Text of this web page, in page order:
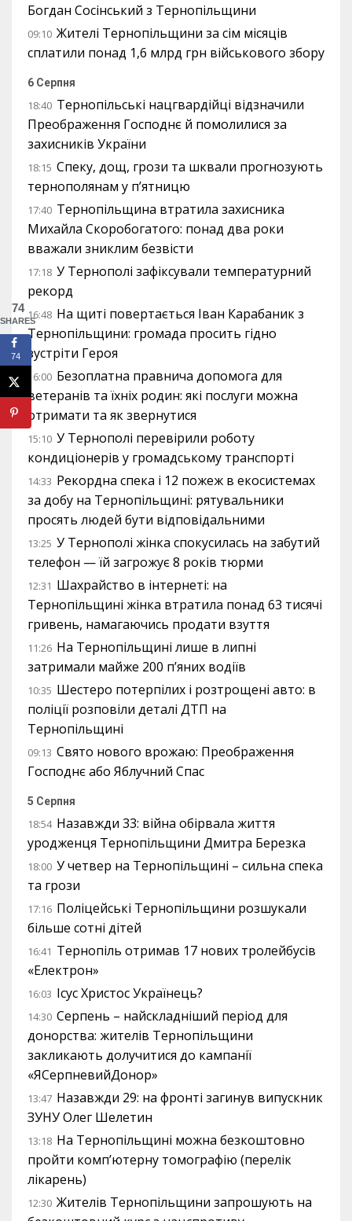
Богдан Сосінський з Тернопільщини
09:10 Жителі Тернопільщини за сім місяців
сплатили понад 1,6 млрд грн військового збору
6 Серпня
18:40 Тернопільські нацгвардійці відзначили
Преображення Господнє й помолилися за
захисників України
18:15 Спеку, дощ, грози та шквали прогнозують
тернополянам у п’ятницю
17:40 Тернопільщина втратила захисника
Михайла Скоробогатого: понад два роки
вважали зниклим безвісти
17:18 У Тернополі зафіксували температурний
рекорд
16:48 На щиті повертається Іван Карабаник з
Тернопільщини: громада просить гідно
зустріти Героя
16:00 Безоплатна правнича допомога для
ветеранів та їхніх родин: які послуги можна
отримати та як звернутися
15:10 У Тернополі перевірили роботу
кондиціонерів у громадському транспорті
14:33 Рекордна спека і 12 пожеж в екосистемах
за добу на Тернопільщині: рятувальники
просять людей бути відповідальними
13:25 У Тернополі жінка спокусилась на забутий
телефон — їй загрожує 8 років тюрми
12:31 Шахрайство в інтернеті: на
Тернопільщині жінка втратила понад 63 тисячі
гривень, намагаючись продати взуття
11:26 На Тернопільщині лише в липні
затримали майже 200 п’яних водіїв
10:35 Шестеро потерпілих і розтрощені авто: в
поліції розповіли деталі ДТП на
Тернопільщині
09:13 Свято нового врожаю: Преображення
Господнє або Яблучний Спас
5 Серпня
18:54 Назавжди 33: війна обірвала життя
уродженця Тернопільщини Дмитра Березка
18:00 У четвер на Тернопільщині – сильна спека
та грози
17:16 Поліцейські Тернопільщини розшукали
більше сотні дітей
16:41 Тернопіль отримав 17 нових тролейбусів
«Електрон»
16:03 Ісус Христос Українець?
14:30 Серпень – найскладніший період для
донорства: жителів Тернопільщини
закликають долучитися до кампанії
«ЯСерпневийДонор»
13:47 Назавжди 29: на фронті загинув випускник
ЗУНУ Олег Шелетин
13:18 На Тернопільщині можна безкоштовно
пройти комп’ютерну томографію (перелік
лікарень)
12:30 Жителів Тернопільщини запрошують на
74
SHARES
74